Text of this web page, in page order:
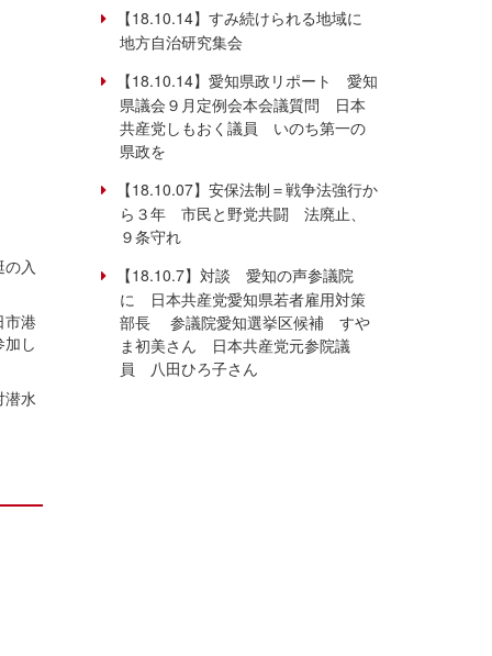
入
市港
し
潜水
【18.10.14】すみ続けられる地域に
地方自治研究集会
【18.10.14】愛知県政リポート 愛知
県議会９月定例会本会議質問 日本
共産党しもおく議員 いのち第一の
県政を
【18.10.07】安保法制＝戦争法強行か
ら３年 市民と野党共闘 法廃止、
９条守れ
【18.10.7】対談 愛知の声参議院
に 日本共産党愛知県若者雇用対策
部長 参議院愛知選挙区候補 すや
ま初美さん 日本共産党元参院議
員 八田ひろ子さん